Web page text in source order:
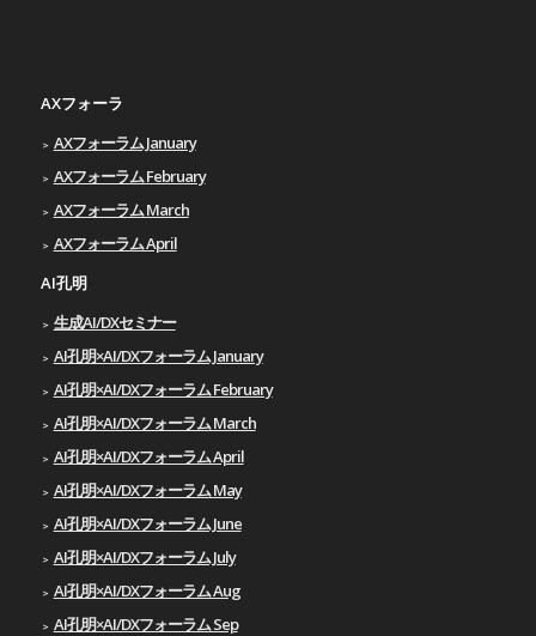
AXフォーラ
AXフォーラム January
AXフォーラム February
AXフォーラム March
AXフォーラム April
AI孔明
生成AI/DXセミナー
AI孔明×AI/DXフォーラム January
AI孔明×AI/DXフォーラム February
AI孔明×AI/DXフォーラム March
AI孔明×AI/DXフォーラム April
AI孔明×AI/DXフォーラム May
AI孔明×AI/DXフォーラム June
AI孔明×AI/DXフォーラム July
AI孔明×AI/DXフォーラム Aug
AI孔明×AI/DXフォーラム Sep